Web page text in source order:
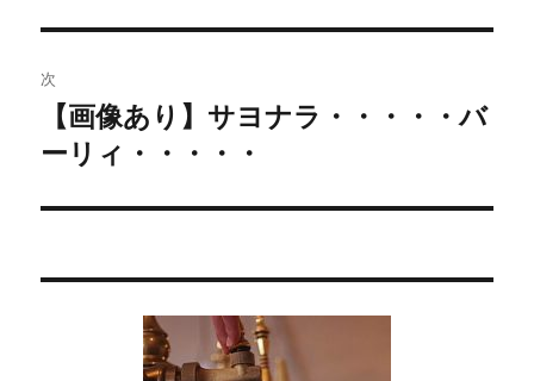
ビ
ゲ
ー
ン
投
稿:
次
の
稿:
【画像あり】サヨナラ・・・・・バ
ーリィ・・・・・